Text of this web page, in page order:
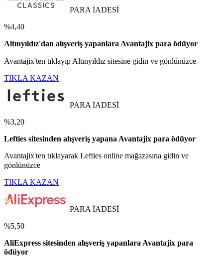
PARA İADESİ
%4,40
Altınyıldız'dan alışveriş yapanlara Avantajix para ödüyor
Avantajix'ten tıklayıp Altınyıldız sitesine gidin ve gönlünüzce
TIKLA KAZAN
PARA İADESİ
%3,20
Lefties sitesinden alışveriş yapana Avantajix para ödüyor
Avantajix'ten tıklayarak Lefties online mağazasına gidin ve
gönlünüzce
TIKLA KAZAN
PARA İADESİ
%5,50
AliExpress sitesinden alışveriş yapanlara Avantajix para
ödüyor